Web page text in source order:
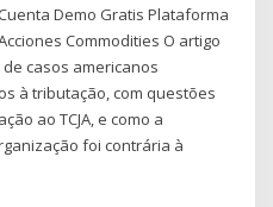
Demo Gratis Plataforma
Commodities O artigo
casos americanos
à tributação, com questões
ao TCJA, e como a
foi contrária à